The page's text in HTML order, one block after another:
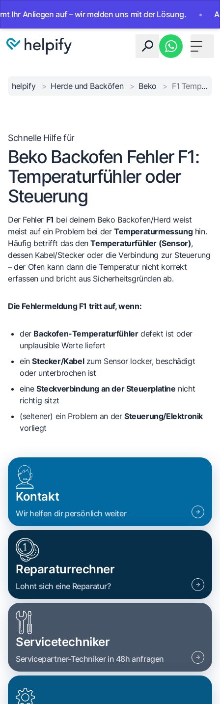
auf – wir melden uns mit der Lösung. • Ab
Toggle
helpify > Herde und Backöfen > Beko > F1 Temperaturfühler-Fehler
Schnelle Hilfe für
Beko Backofen Fehler F1:
Temperaturfühler oder
Steuerung
Der Fehler F1 bei deinem Beko Backofen/Herd weist
meist auf ein Problem bei derTemperaturmessunghin.
Häufig betrifft das denTemperaturfühler (Sensor),
dessen Kabel/Stecker oder die Verbindung zur Steuerung
– der Ofen kann dann die Temperatur nicht korrekt
erfassen und bricht aus Sicherheitsgründen ab.
Die Fehlermeldung F1 tritt auf, wenn:
der Backofen-Temperaturfühlerdefekt ist oder
unplausible Werte liefert
einStecker/Kabelzum Sensor locker, beschädigt
oder unterbrochen ist
eine Steckverbindung an der Steuerplatine nicht
richtig sitzt
(seltener) ein Problem an der Steuerung/Elektronik
vorliegt
Kontakt
Wir helfen dir persönlich weiter
Reparaturrechner
Lohnt sich eine Reparatur?
Servicetechniker
Servicepartner-Techniker in 48h anfragen